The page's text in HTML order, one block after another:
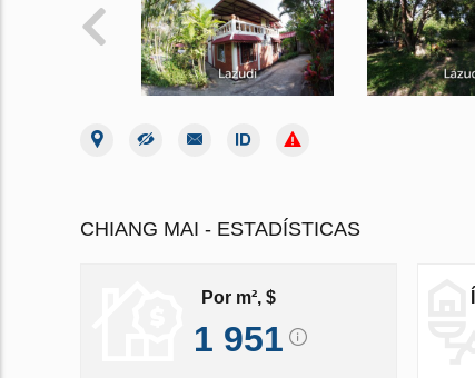
CHIANG MAI - ESTADÍSTICAS
Por m², $
1 951